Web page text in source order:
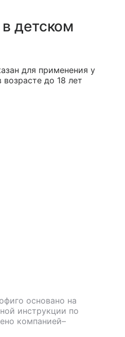
детском
для применения у
до 18 лет
основано на
инструкции по
компанией–